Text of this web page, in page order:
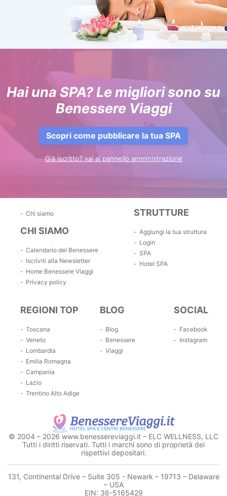
Hai una SPA? Le migliori sono su
Benessere Viaggi
Scopri come pubblicare la tua SPA
Già iscritto? vai al pannello amministrazione
Chi siamo
CHI SIAMO
Calendario del Benessere
Iscriviti alla Newsletter
Home Benessere Viaggi
Privacy policy
STRUTTURE
Aggiungi la tua struttura
Login
SPA
Hotel SPA
REGIONI TOP
Toscana
Veneto
Lombardia
Emilia Romagna
Campania
Lazio
Trentino Alto Adige
BLOG
Blog
Benessere
Viaggi
SOCIAL
Facebook
Instagram
© 2004 – 2026 www.benessereviaggi.it – ELC WELLNESS, LLC
Tutti i diritti riservati. Tutti i marchi sono di proprietà dei
rispettivi depositari.
131, Continental Drive – Suite 305 - Newark – 19713 – Delaware
– USA
EIN: 36-5165429